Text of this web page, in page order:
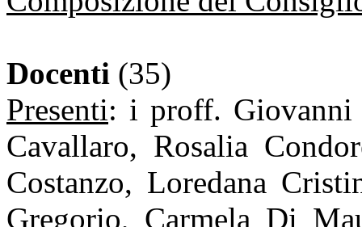
Docenti (35)
Presenti: i proff. Giovanni
Cavallaro, Rosalia
Costanzo, Loredana
Gregorio, Carmela Di